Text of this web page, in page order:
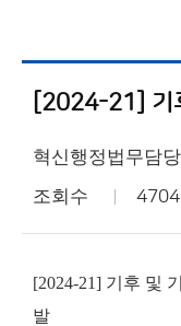
혁신행정법무담
조회수 4704
[2024-21] 기후 및
발